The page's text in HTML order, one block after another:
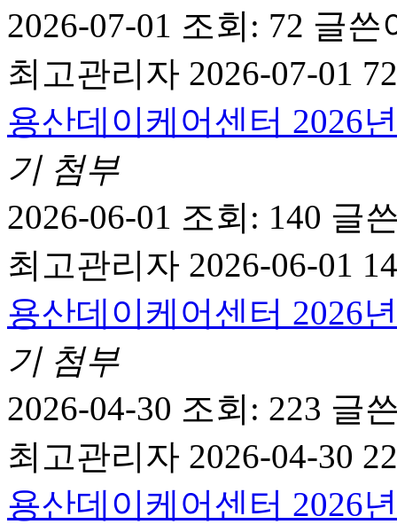
2026-07-01 조회: 72 글쓴
최고관리자 2026-07-01
용산데이케어센터 2026
기 첨부
2026-06-01 조회: 140 글
최고관리자 2026-06-01
용산데이케어센터 2026
기 첨부
2026-04-30 조회: 223 글
최고관리자 2026-04-30
용산데이케어센터 2026